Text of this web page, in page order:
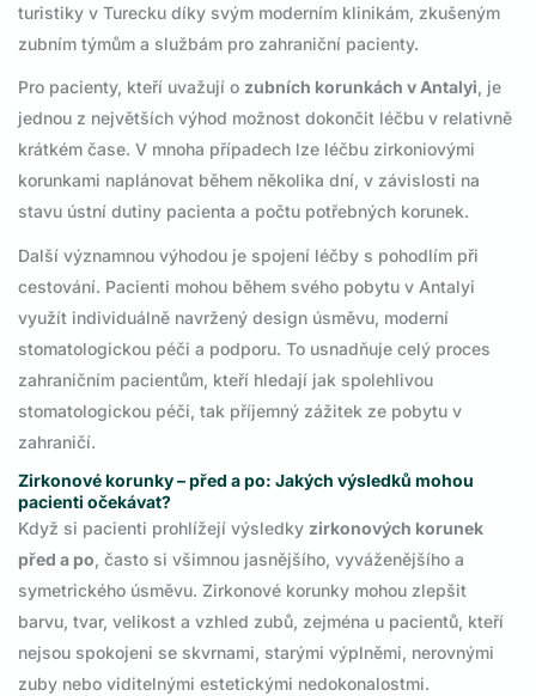
turistiky v Turecku díky svým moderním klinikám, zkušeným
zubním týmům a službám pro zahraniční pacienty.
Pro pacienty, kteří uvažují o zubních korunkách v Antalyi, je
jednou z největších výhod možnost dokončit léčbu v relativně
krátkém čase. V mnoha případech lze léčbu zirkoniovými
korunkami naplánovat během několika dní, v závislosti na
stavu ústní dutiny pacienta a počtu potřebných korunek.
Další významnou výhodou je spojení léčby s pohodlím při
cestování. Pacienti mohou během svého pobytu v Antalyi
využít individuálně navržený design úsměvu, moderní
stomatologickou péči a podporu. To usnadňuje celý proces
zahraničním pacientům, kteří hledají jak spolehlivou
stomatologickou péči, tak příjemný zážitek ze pobytu v
zahraničí.
Zirkonové korunky – před a po: Jakých výsledků mohou
pacienti očekávat?
Když si pacienti prohlížejí výsledky zirkonových korunek
před a po, často si všimnou jasnějšího, vyváženějšího a
symetrického úsměvu. Zirkonové korunky mohou zlepšit
barvu, tvar, velikost a vzhled zubů, zejména u pacientů, kteří
nejsou spokojeni se skvrnami, starými výplněmi, nerovnými
zuby nebo viditelnými estetickými nedokonalostmi.